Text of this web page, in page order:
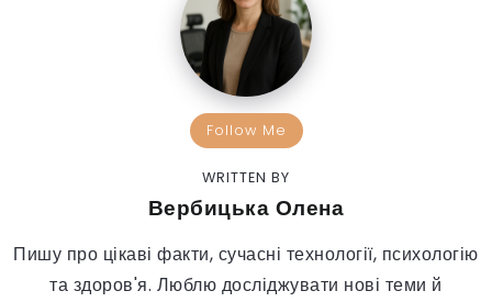
Follow Me
WRITTEN BY
Вербицька Олена
Пишу про цікаві факти, сучасні технології, психологію
та здоров'я. Люблю досліджувати нові теми й